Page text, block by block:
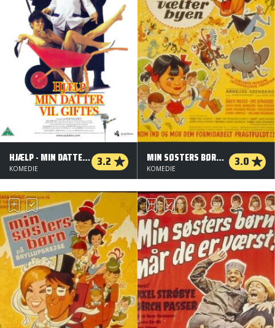
HJÆLP - MIN DATTER VIL GIFTES 3.2
KOMEDIE
MIN SØSTERS BØRN VÆLTER BYEN 3.0
KOMEDIE